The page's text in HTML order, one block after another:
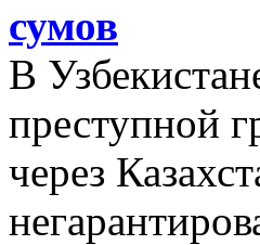
сумов
В
преступной
через